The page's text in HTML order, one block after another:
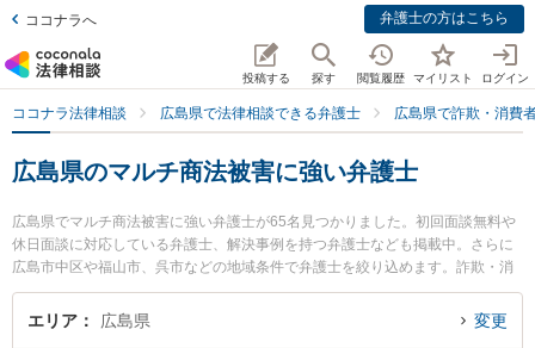
ココナラへ 弁護士の方はこちら
投稿する 探す 閲覧履歴 マイリスト ログイン
ココナラ法律相談 広島県で法律相談できる弁護士 広島県で詐欺・消費
広島県のマルチ商法被害に強い弁護士
広島県でマルチ商法被害に強い弁護士が65名見つかりました。初回面談無料や
休日面談に対応している弁護士、解決事例を持つ弁護士なども掲載中。さらに
広島市中区や福山市、呉市などの地域条件で弁護士を絞り込めます。詐欺・消
費者問題に関係する投資詐欺や副業詐欺、FX詐欺等の細かな分野での絞り込み
検索もでき便利です。特に弁護士法人イマジン今枝仁法律事務所の今枝 仁弁護
エリア 広島県 変更